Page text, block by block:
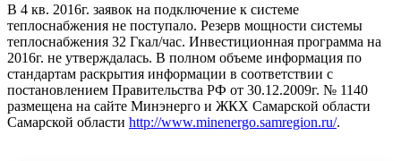
В 4 кв. 2016г. заявок на подключение к системе
теплоснабжения не поступало. Резерв мощности системы
теплоснабжения 32 Гкал/час. Инвестиционная программа на
2016г. не утверждалась. В полном объеме информация по
стандартам раскрытия информации в соответствии с
постановлением Правительства РФ от 30.12.2009г. № 1140
размещена на сайте Минэнерго и ЖКХ Самарской области
Самарской области http://www.minenergo.samregion.ru/.